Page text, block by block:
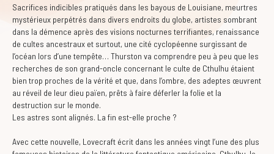
Sacrifices indicibles pratiqués dans les bayous de Louisiane, meurtres
mystérieux perpétrés dans divers endroits du globe, artistes sombrant
dans la démence après des visions nocturnes terrifiantes, renaissance
de cultes ancestraux et surtout, une cité cyclopéenne surgissant de
l’océan lors d’une tempête… Thurston va comprendre peu à peu que les
recherches de son grand-oncle concernant le culte de Cthulhu étaient
bien trop proches de la vérité et que, dans l’ombre, des adeptes œuvrent
au réveil de leur dieu païen, prêts à faire déferler la folie et la
destruction sur le monde.
Les astres sont alignés. La fin est-elle proche ?
Avec cette nouvelle, Lovecraft écrit dans les années vingt l’une des plus